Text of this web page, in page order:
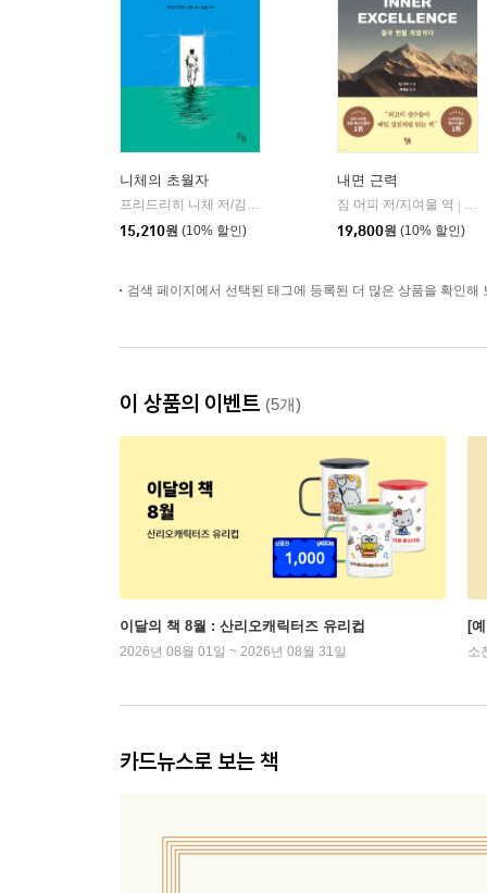
니체의 초월자
프리드리히 니체 저/김철 편역
15,210원 (10% 할인)
내면 근력
짐 머피 저/지여울 역
윌
19,800원 (10% 할인)
검색 페이지에서 선택된 태그에 등록된 더 많은 상품을 확인해
이 상품의 이벤트 (5개)
이달의 책 8월 : 산리오캐릭터즈 유리컵
2026년 08월 01일 ~ 2026년 08월 31일
[
소
카드뉴스로 보는 책